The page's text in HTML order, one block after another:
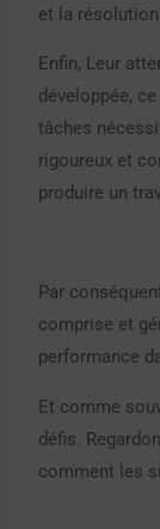
et la résolution
Enfin, Leur
développée,
tâches
rigoureux et
produire un
Par
comprise et
performance
Et comme
défis.
comment les